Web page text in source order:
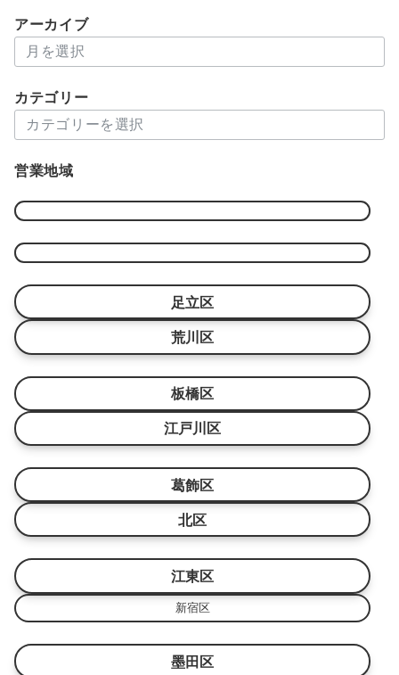
アーカイブ
ー
イ
カテゴリー
テ
リ
営業地域
足立区
荒川区
板橋区
江戸川区
葛飾区
北区
江東区
新宿区
墨田区